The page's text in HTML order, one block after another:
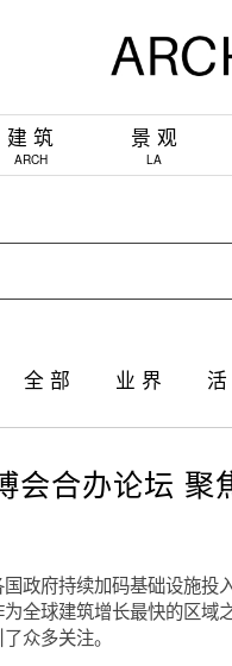
建 筑
ARCH
景 观
LA
全 部 业 界
会合办论坛 聚
政府持续加码基础设施
全球建筑增长最快的区
众多关注。